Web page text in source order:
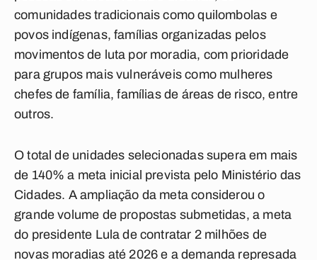
comunidades tradicionais como quilombolas e
povos indígenas, famílias organizadas pelos
movimentos de luta por moradia, com prioridade
para grupos mais vulneráveis como mulheres
chefes de família, famílias de áreas de risco, entre
outros.
O total de unidades selecionadas supera em mais
de 140% a meta inicial prevista pelo Ministério das
Cidades. A ampliação da meta considerou o
grande volume de propostas submetidas, a meta
do presidente Lula de contratar 2 milhões de
novas moradias até 2026 e a demanda represada